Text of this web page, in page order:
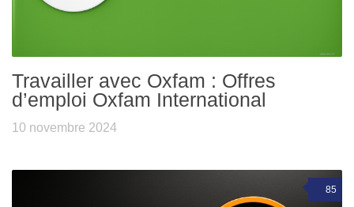
Travailler avec Oxfam : Offres
d’emploi Oxfam International
10 novembre 2024
85